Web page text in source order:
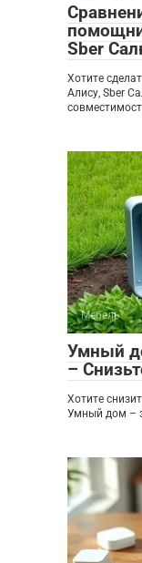
Sber
Хотите
Алису, Sber
Мебель
Умный
–
Хотите
Умный дом –